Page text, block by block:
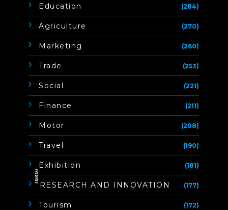
Education (284)
Agriculture (270)
Marketing (260)
Trade (253)
Social (221)
Finance (211)
Motor (208)
Travel (190)
Exhibition (181)
ิิีิิิิิRESEARCH AND INNOVATION (177)
Tourism (172)